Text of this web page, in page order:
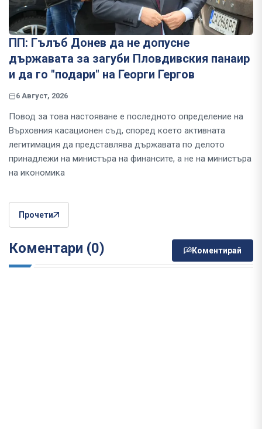
ПП: Гълъб Донев да не допусне
държавата за загуби Пловдивския панаир
и да го "подари" на Георги Гергов
6 Август, 2026
Повод за това настояване е последното определение на
Върховния касационен съд, според което активната
легитимация да представлява държавата по делото
принадлежи на министъра на финансите, а не на министъра
на икономика
Прочети
Коментари (0) Коментирай